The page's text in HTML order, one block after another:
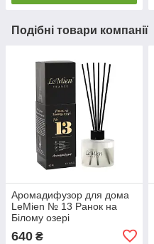
Подібні товари компанії
Аромадифузор для дома
LeMien № 13 Ранок на
Білому озері
640 ₴